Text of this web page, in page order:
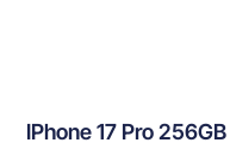
IPhone 17 Pro